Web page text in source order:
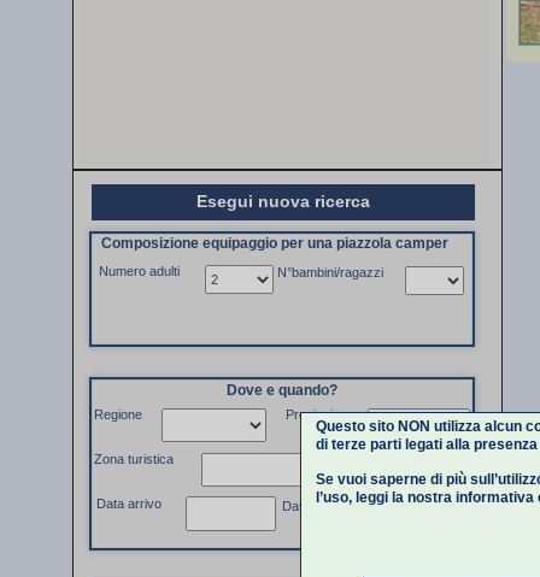
Esegui nuova ricerca
Composizione equipaggio per una piazzola camper
Numero adulti N°bambini/ragazzi
Regione Provincia
Zona turistica
Data partenza
Data arrivo
Dove e quando?
Questo sito NON utilizza alcun
di terze parti legati alla
Se vuoi saperne di più
l’uso, leggi la nostra informativa